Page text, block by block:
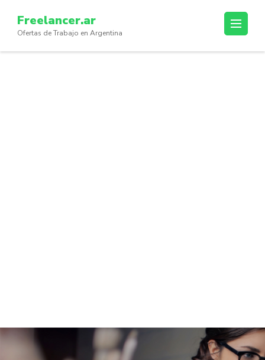
content
(Press
Freelancer.ar
Ofertas de Trabajo en Argentina